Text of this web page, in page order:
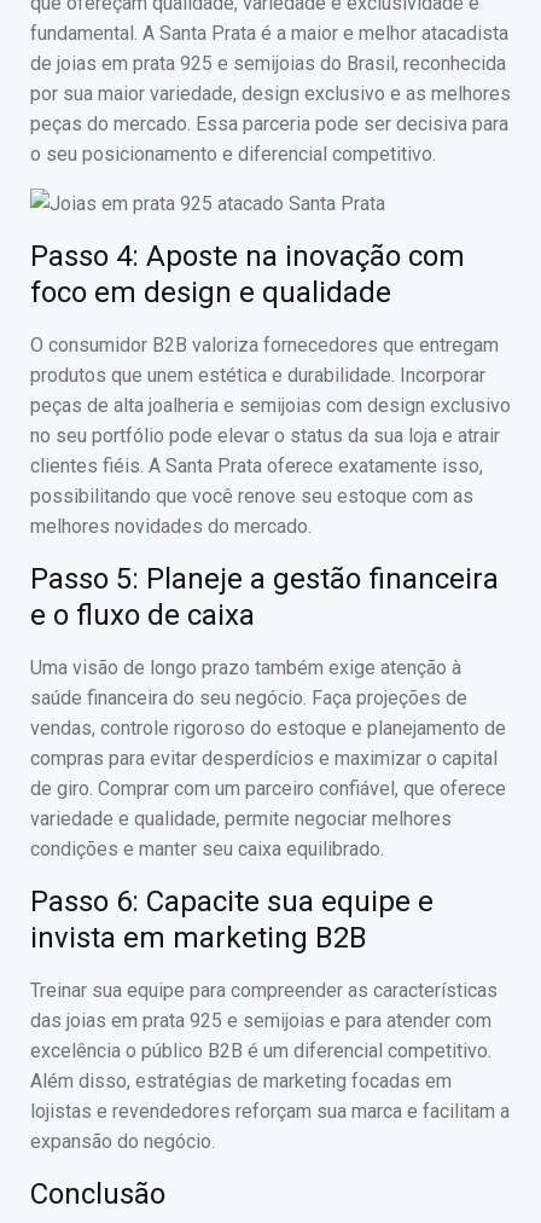
fundamental. A Santa Prata é a maior e melhor atacadista
de joias em prata 925 e semijoias do Brasil, reconhecida
por sua maior variedade, design exclusivo e as melhores
peças do mercado. Essa parceria pode ser decisiva para
o seu posicionamento e diferencial competitivo.
Passo 4: Aposte na inovação com
foco em design e qualidade
O consumidor B2B valoriza fornecedores que entregam
produtos que unem estética e durabilidade. Incorporar
peças de alta joalheria e semijoias com design exclusivo
no seu portfólio pode elevar o status da sua loja e atrair
clientes fiéis. A Santa Prata oferece exatamente isso,
possibilitando que você renove seu estoque com as
melhores novidades do mercado.
Passo 5: Planeje a gestão financeira
e o fluxo de caixa
Uma visão de longo prazo também exige atenção à
saúde financeira do seu negócio. Faça projeções de
vendas, controle rigoroso do estoque e planejamento de
compras para evitar desperdícios e maximizar o capital
de giro. Comprar com um parceiro confiável, que oferece
variedade e qualidade, permite negociar melhores
condições e manter seu caixa equilibrado.
Passo 6: Capacite sua equipe e
invista em marketing B2B
Treinar sua equipe para compreender as características
das joias em prata 925 e semijoias e para atender com
excelência o público B2B é um diferencial competitivo.
Além disso, estratégias de marketing focadas em
lojistas e revendedores reforçam sua marca e facilitam a
expansão do negócio.
Conclusão